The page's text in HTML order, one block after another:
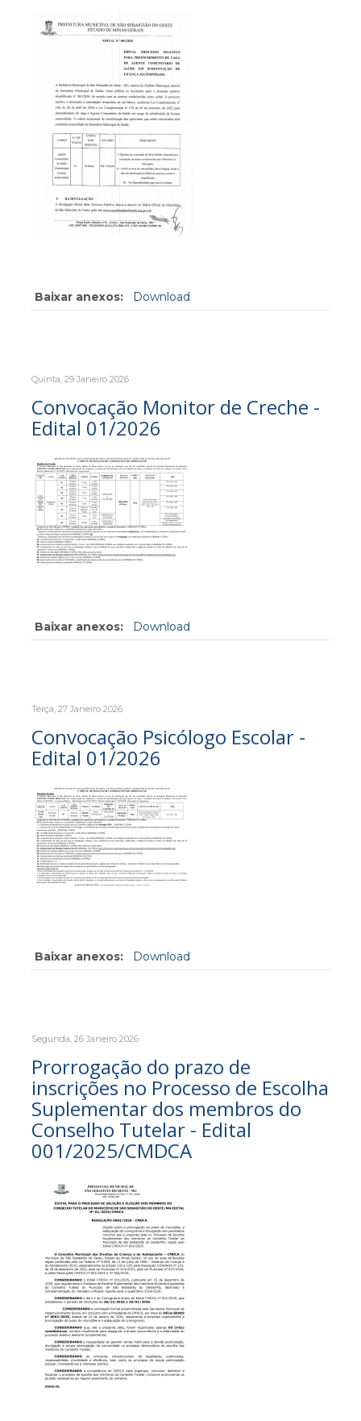
Baixar anexos: Download
Quinta, 29 Janeiro 2026
Convocação Monitor de Creche -
Edital 01/2026
Baixar anexos: Download
Terça, 27 Janeiro 2026
Convocação Psicólogo Escolar -
Edital 01/2026
Baixar anexos: Download
Segunda, 26 Janeiro 2026
Prorrogação do prazo de
inscrições no Processo de Escolha
Suplementar dos membros do
Conselho Tutelar - Edital
001/2025/CMDCA